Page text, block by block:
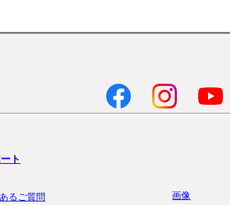
ト
るご質問 画像